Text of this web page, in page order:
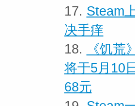
17. Steam
决手痒
18.
《饥
将于5月10
68元